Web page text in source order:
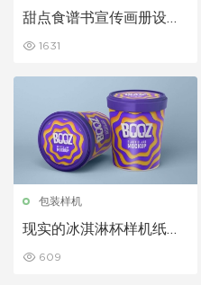
甜点食谱书宣传画册设计
1631
包装样机
现实的冰淇淋杯样机纸杯
609